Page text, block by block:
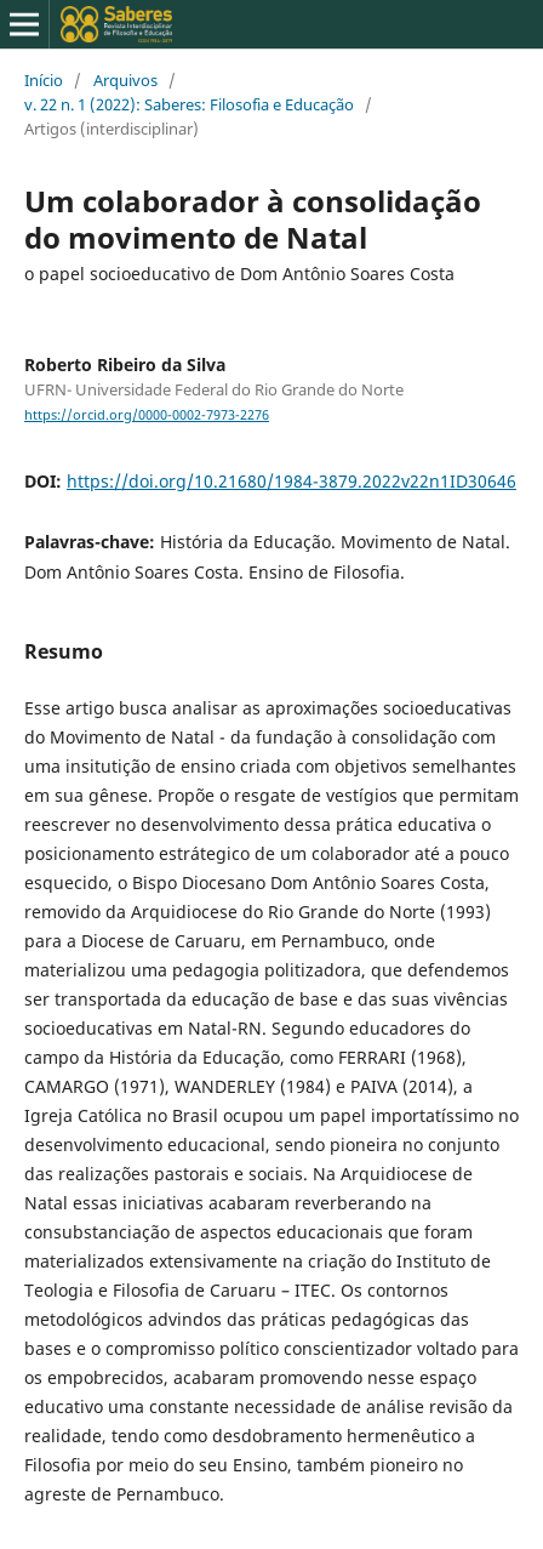
Início / Arquivos /
v. 22 n. 1 (2022): Saberes: Filosofia e Educação /
Artigos (interdisciplinar)
Um colaborador à consolidação
do movimento de Natal
o papel socioeducativo de Dom Antônio Soares Costa
Roberto Ribeiro da Silva
UFRN- Universidade Federal do Rio Grande do Norte
https://orcid.org/0000-0002-7973-2276
DOI: https://doi.org/10.21680/1984-3879.2022v22n1ID30646
Palavras-chave: História da Educação. Movimento de Natal.
Dom Antônio Soares Costa. Ensino de Filosofia.
Resumo
Esse artigo busca analisar as aproximações socioeducativas
do Movimento de Natal - da fundação à consolidação com
uma insitutição de ensino criada com objetivos semelhantes
em sua gênese. Propõe o resgate de vestígios que permitam
reescrever no desenvolvimento dessa prática educativa o
posicionamento estrátegico de um colaborador até a pouco
esquecido, o Bispo Diocesano Dom Antônio Soares Costa,
removido da Arquidiocese do Rio Grande do Norte (1993)
para a Diocese de Caruaru, em Pernambuco, onde
materializou uma pedagogia politizadora, que defendemos
ser transportada da educação de base e das suas vivências
socioeducativas em Natal-RN. Segundo educadores do
campo da História da Educação, como FERRARI (1968),
CAMARGO (1971), WANDERLEY (1984) e PAIVA (2014), a
Igreja Católica no Brasil ocupou um papel importatíssimo no
desenvolvimento educacional, sendo pioneira no conjunto
das realizações pastorais e sociais. Na Arquidiocese de
Natal essas iniciativas acabaram reverberando na
consubstanciação de aspectos educacionais que foram
materializados extensivamente na criação do Instituto de
Teologia e Filosofia de Caruaru – ITEC. Os contornos
metodológicos advindos das práticas pedagógicas das
bases e o compromisso político conscientizador voltado para
os empobrecidos, acabaram promovendo nesse espaço
educativo uma constante necessidade de análise revisão da
realidade, tendo como desdobramento hermenêutico a
Filosofia por meio do seu Ensino, também pioneiro no
agreste de Pernambuco.